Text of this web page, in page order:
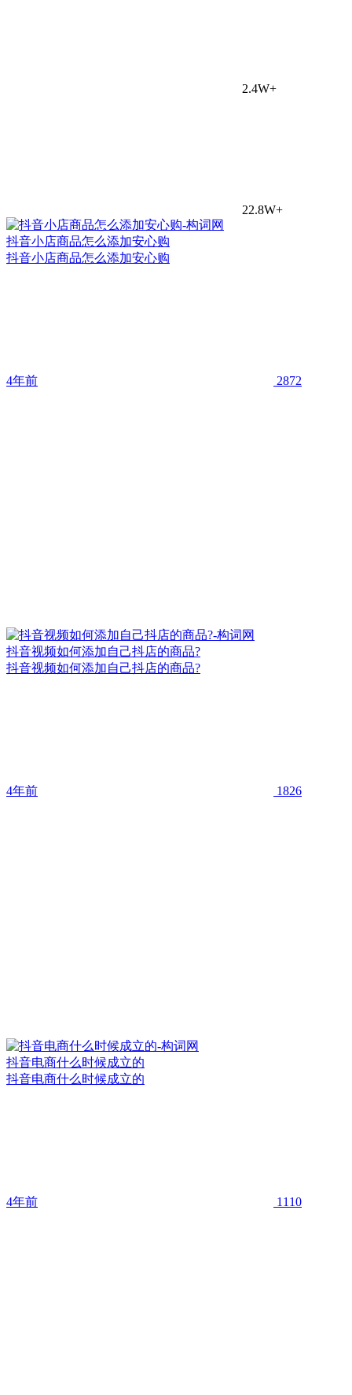
2.4W+
22.8W+
抖音小店商品怎么添加安心购
抖音小店商品怎么添加安心购
4年前 2872
抖音视频如何添加自己抖店的商品?
抖音视频如何添加自己抖店的商品?
4年前 1826
抖音电商什么时候成立的
抖音电商什么时候成立的
4年前 1110